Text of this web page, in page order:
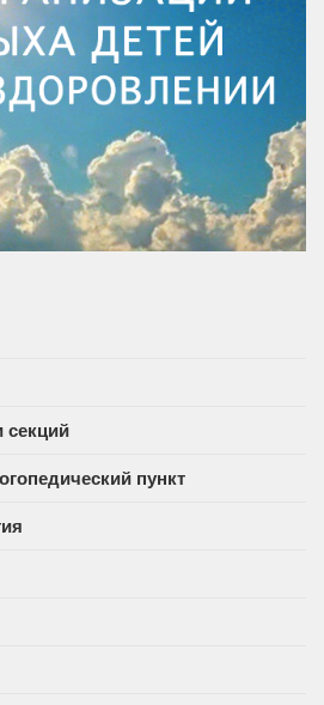
секций
пункт